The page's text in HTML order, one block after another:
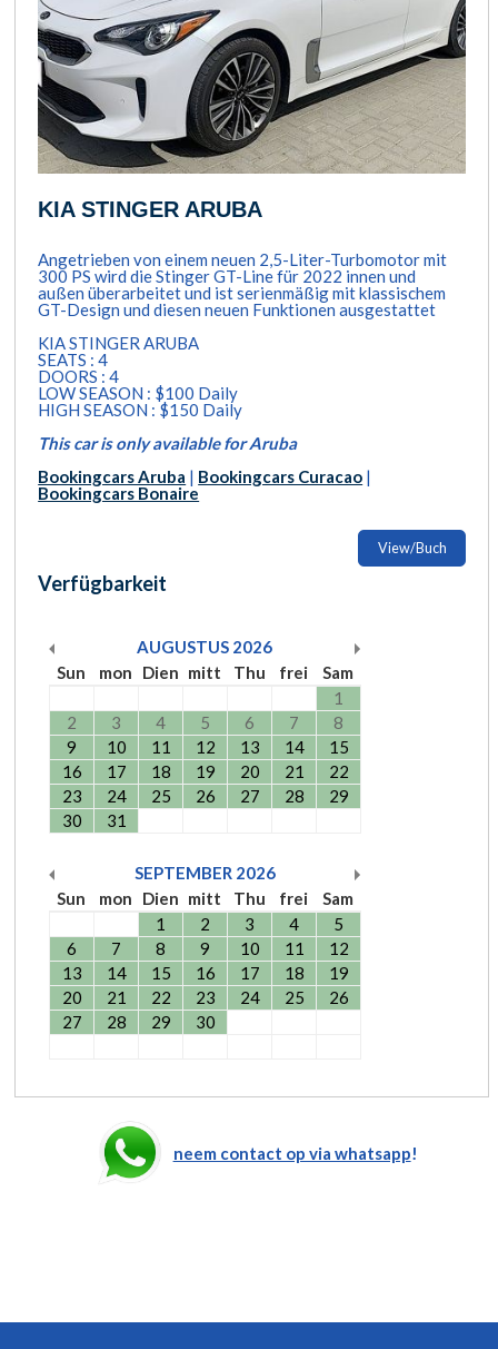
KIA STINGER ARUBA
Angetrieben von einem neuen 2,5-Liter-Turbomotor mit
300 PS wird die Stinger GT-Line für 2022 innen und
außen überarbeitet und ist serienmäßig mit klassischem
GT-Design und diesen neuen Funktionen ausgestattet
KIA STINGER ARUBA
SEATS : 4
DOORS : 4
LOW SEASON : $100 Daily
HIGH SEASON : $150 Daily
This car is only available for Aruba
Bookingcars Aruba | Bookingcars Curacao |
Bookingcars Bonaire
View/Buch
Verfügbarkeit
AUGUSTUS 2026
Sun
mon Dien mitt Thu frei
Sam
1
2
3 4 5 6 7
8
9
10 11 12 13 14
15
16
17 18 19 20 21
22
23
24 25 26 27 28
29
30
31
SEPTEMBER 2026
Sun
mon Dien mitt Thu frei
Sam
1
2 3 4
5
6
7 8 9 10 11
12
13
14 15 16 17 18
19
20
21 22 23 24 25
26
27
28 29 30
neem contact op via whatsapp!